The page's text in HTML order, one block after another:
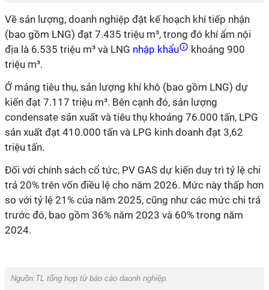
Về sản lượng, doanh nghiệp đặt kế hoạch khí tiếp nhận
(bao gồm LNG) đạt 7.435 triệu m³, trong đó khí ẩm nội
địa là 6.535 triệu m³ và LNG nhập khẩu
khoảng 900
triệu m³.
Ở mảng tiêu thụ, sản lượng khí khô (bao gồm LNG) dự
kiến đạt 7.117 triệu m³. Bên cạnh đó, sản lượng
condensate sản xuất và tiêu thụ khoảng 76.000 tấn, LPG
sản xuất đạt 410.000 tấn và LPG kinh doanh đạt 3,62
triệu tấn.
Đối với chính sách cổ tức, PV GAS dự kiến duy trì tỷ lệ chi
trả 20% trên vốn điều lệ cho năm 2026. Mức này thấp hơn
so với tỷ lệ 21% của năm 2025, cũng như các mức chi trả
trước đó, bao gồm 36% năm 2023 và 60% trong năm
2024.
Nguồn:TL tổng hợp từ báo cáo daonh nghiệp.